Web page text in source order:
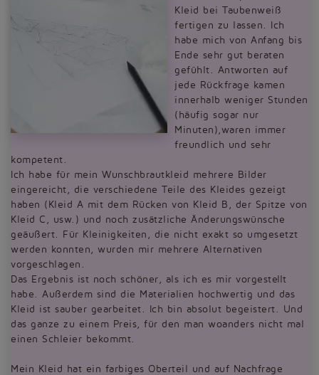
Kleid bei Taubenweiß
fertigen zu lassen. Ich
habe mich von Anfang bis
Ende sehr gut beraten
gefühlt. Antworten auf
jede Rückfrage kamen
innerhalb weniger Stunden
(häufig sogar nur
Minuten),waren immer
freundlich und sehr
kompetent.
Ich habe für mein Wunschbrautkleid mehrere Bilder
eingereicht, die verschiedene Teile des Kleides gezeigt
haben (Kleid A mit dem Rücken von Kleid B, der Spitze von
Kleid C, usw.) und noch zusätzliche Änderungswünsche
geäußert. Für Kleinigkeiten, die nicht exakt so umgesetzt
werden konnten, wurden mir mehrere Alternativen
vorgeschlagen.
Das Ergebnis ist noch schöner, als ich es mir vorgestellt
habe. Außerdem sind die Materialien hochwertig und das
Kleid ist sauber gearbeitet. Ich bin absolut begeistert. Und
das ganze zu einem Preis, für den man woanders nicht mal
einen Schleier bekommt.
Mein Kleid hat ein farbiges Oberteil und auf Nachfrage